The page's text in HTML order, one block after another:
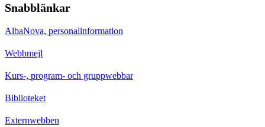
Snabblänkar
AlbaNova, personalinformation
Webbmejl
Kurs-, program- och gruppwebbar
Biblioteket
Externwebben